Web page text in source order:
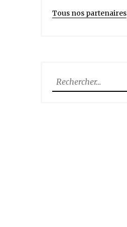
Tous nos partenaires
Rechercher :